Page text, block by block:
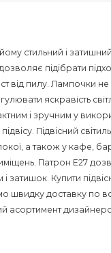
стильний і
підібрати
від пилу. Лампочки не
яскравість
і зручним у
Підвісний
а також у кафе,
Патрон E27
Купити
швидку доставку по
асортимент